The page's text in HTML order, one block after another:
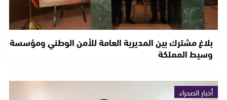
بلاغ مشترك بين المديرية العامة للأمن الوطني ومؤسسة
وسيط المملكة
أخبار الصحراء